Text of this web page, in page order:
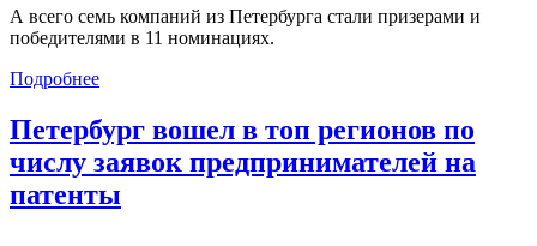
А всего семь компаний из Петербурга стали призерами и
победителями в 11 номинациях.
Подробнее
Петербург вошел в топ регионов по
числу заявок предпринимателей на
патенты